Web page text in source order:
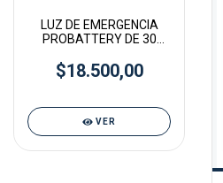
LUZ DE EMERGENCIA
PROBATTERY DE 30
AUTONOMIA
$18.500,00
VER